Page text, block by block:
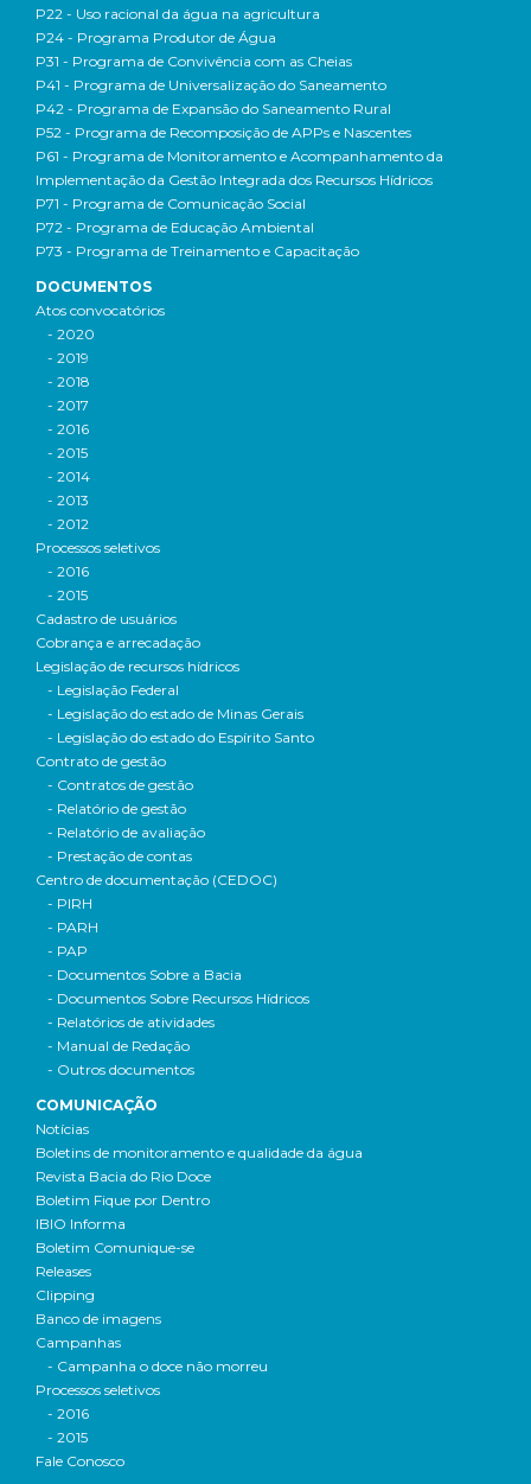
P22 - Uso racional da água na agricultura
P24 - Programa Produtor de Água
P31 - Programa de Convivência com as Cheias
P41 - Programa de Universalização do Saneamento
P42 - Programa de Expansão do Saneamento Rural
P52 - Programa de Recomposição de APPs e Nascentes
P61 - Programa de Monitoramento e Acompanhamento da
Implementação da Gestão Integrada dos Recursos Hídricos
P71 - Programa de Comunicação Social
P72 - Programa de Educação Ambiental
P73 - Programa de Treinamento e Capacitação
DOCUMENTOS
Atos convocatórios
- 2020
- 2019
- 2018
- 2017
- 2016
- 2015
- 2014
- 2013
- 2012
Processos seletivos
- 2016
- 2015
Cadastro de usuários
Cobrança e arrecadação
Legislação de recursos hídricos
- Legislação Federal
- Legislação do estado de Minas Gerais
- Legislação do estado do Espírito Santo
Contrato de gestão
- Contratos de gestão
- Relatório de gestão
- Relatório de avaliação
- Prestação de contas
Centro de documentação (CEDOC)
- PIRH
- PARH
- PAP
- Documentos Sobre a Bacia
- Documentos Sobre Recursos Hídricos
- Relatórios de atividades
- Manual de Redação
- Outros documentos
COMUNICAÇÃO
Notícias
Boletins de monitoramento e qualidade da água
Revista Bacia do Rio Doce
Boletim Fique por Dentro
IBIO Informa
Boletim Comunique-se
Releases
Clipping
Banco de imagens
Campanhas
- Campanha o doce não morreu
Processos seletivos
- 2016
- 2015
Fale Conosco